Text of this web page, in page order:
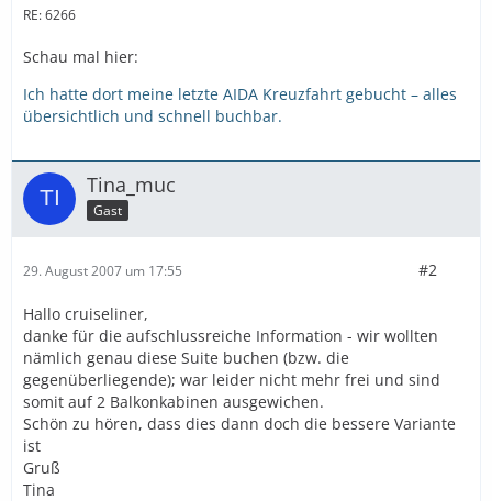
RE: 6266
Schau mal hier:
Ich hatte dort meine letzte AIDA Kreuzfahrt gebucht – alles
übersichtlich und schnell buchbar.
Tina_muc
Gast
29. August 2007 um 17:55 #2
Hallo cruiseliner,
danke für die aufschlussreiche Information - wir wollten
nämlich genau diese Suite buchen (bzw. die
gegenüberliegende); war leider nicht mehr frei und sind
somit auf 2 Balkonkabinen ausgewichen.
Schön zu hören, dass dies dann doch die bessere Variante
ist
Gruß
Tina